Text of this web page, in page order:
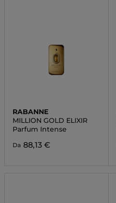
RABANNE
MILLION GOLD ELIXIR
Parfum Intense
Da 88,13 €